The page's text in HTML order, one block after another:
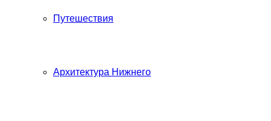
Путешествия
Архитектура Нижнего